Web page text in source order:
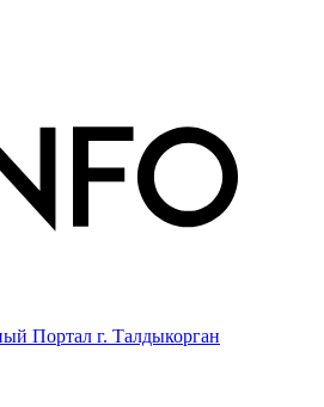
Портал г. Талдыкорган